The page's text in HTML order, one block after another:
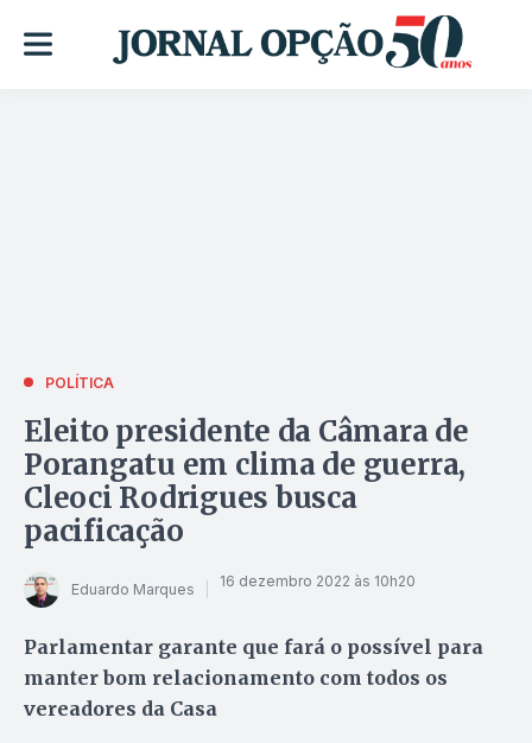
POLÍTICA
Eleito presidente da Câmara de
Porangatu em clima de guerra,
Cleoci Rodrigues busca
pacificação
Eduardo Marques 16 dezembro 2022 às 10h20
Parlamentar garante que fará o possível para
manter bom relacionamento com todos os
vereadores da Casa